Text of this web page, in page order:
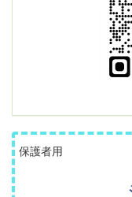
保護者用